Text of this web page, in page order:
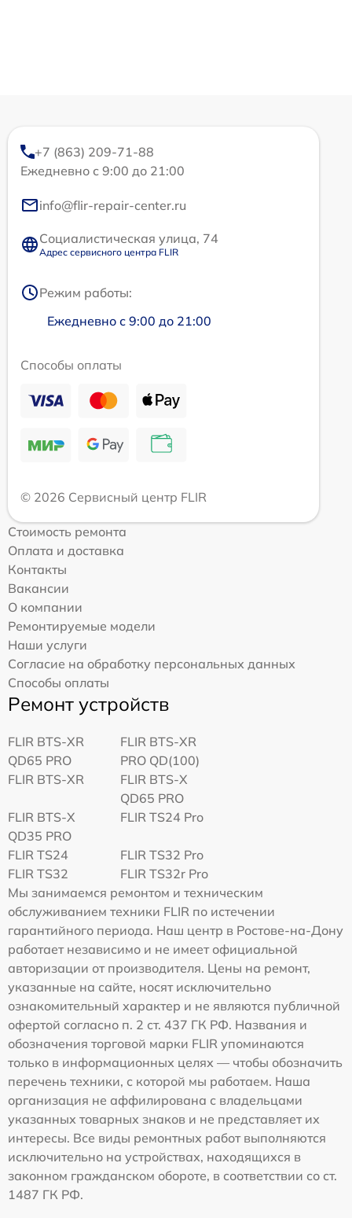
+7 (863) 209-71-88
Ежедневно с 9:00 до 21:00
info@flir-repair-center.ru
Социалистическая улица, 74
Адрес сервисного центра FLIR
Режим работы:
Ежедневно с 9:00 до 21:00
Способы оплаты
© 2026 Сервисный центр FLIR
Стоимость ремонта
Оплата и доставка
Контакты
Вакансии
О компании
Ремонтируемые модели
Наши услуги
Согласие на обработку персональных данных
Способы оплаты
Ремонт устройств
FLIR BTS-XR
QD65 PRO
FLIR BTS-XR
PRO QD(100)
FLIR BTS-XR
FLIR BTS-X
QD65 PRO
FLIR BTS-X
QD35 PRO
FLIR TS24 Pro
FLIR TS24
FLIR TS32 Pro
FLIR TS32
FLIR TS32r Pro
Мы занимаемся ремонтом и техническим
обслуживанием техники FLIR по истечении
гарантийного периода. Наш центр в Ростове-на-Дону
работает независимо и не имеет официальной
авторизации от производителя. Цены на ремонт,
указанные на сайте, носят исключительно
ознакомительный характер и не являются публичной
офертой согласно п. 2 ст. 437 ГК РФ. Названия и
обозначения торговой марки FLIR упоминаются
только в информационных целях — чтобы обозначить
перечень техники, с которой мы работаем. Наша
организация не аффилирована с владельцами
указанных товарных знаков и не представляет их
интересы. Все виды ремонтных работ выполняются
исключительно на устройствах, находящихся в
законном гражданском обороте, в соответствии со ст.
1487 ГК РФ.